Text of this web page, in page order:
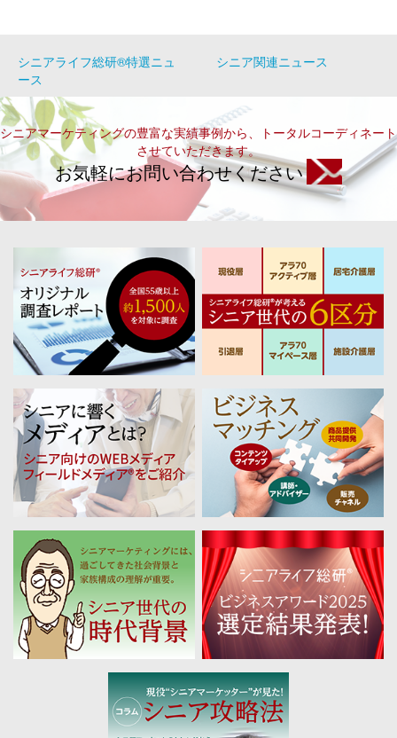
シニアライフ総研®特選ニュ
ース
シニア関連ニュース
シニアマーケティングの豊富な実績事例から、トータルコーディネート
させていただきます。
お気軽にお問い合わせください